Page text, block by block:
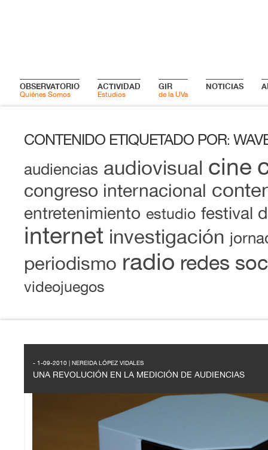
OBSERVATORIO
Quiénes Somos
ACTIVIDAD
Estudios
GIR
de la UVa
NOTICIAS
CONTENIDO ETIQUETADO POR:
audiencias audiovisual cine
congreso internacional
entretenimiento estudio festival
internet investigación
periodismo radio redes
videojuegos
- 1-09-2010 | NEREIDA LÓPEZ VIDALES
UNA REVOLUCIÓN EN LA MEDICIÓN DE AUDIENCIAS